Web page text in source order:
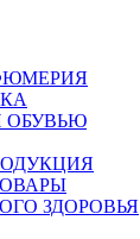
ОБУВЬЮ
ЗДОРОВЬЯ